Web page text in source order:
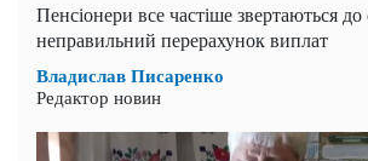
Пенсіонери все частіше звертаються до
неправильний перерахунок виплат
Владислав Писаренко
Редактор новин